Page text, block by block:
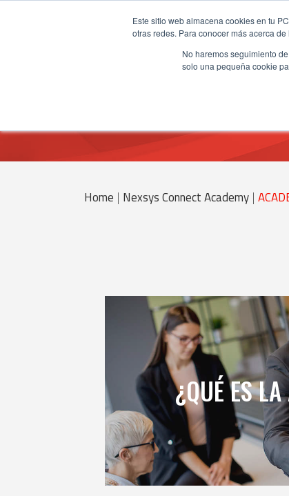
Este sitio web almacena cookies en tu
otras redes. Para conocer más acerca
No haremos seguimiento
solo una pequeña cookie
Home | Nexsys Connect Academy |